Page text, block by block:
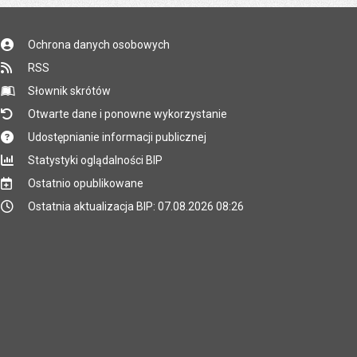
Ochrona danych osobowych
RSS
Słownik skrótów
Otwarte dane i ponowne wykorzystanie
Udostępnianie informacji publicznej
Statystyki oglądalności BIP
Ostatnio opublikowane
Ostatnia aktualizacja BIP: 07.08.2026 08:26